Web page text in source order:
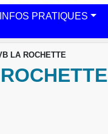
INFOS PRATIQUES
LA ROCHETTE